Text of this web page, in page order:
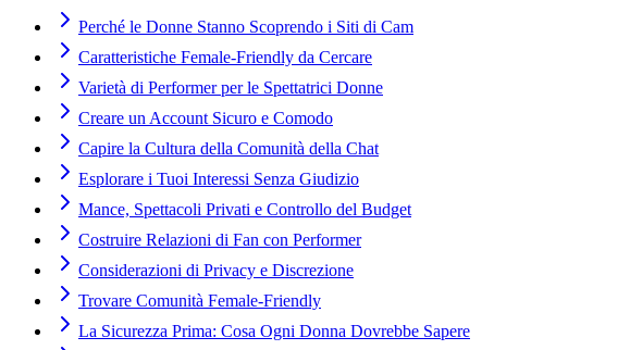
Perché le Donne Stanno Scoprendo i Siti di Cam
Caratteristiche Female-Friendly da Cercare
Varietà di Performer per le Spettatrici Donne
Creare un Account Sicuro e Comodo
Capire la Cultura della Comunità della Chat
Esplorare i Tuoi Interessi Senza Giudizio
Mance, Spettacoli Privati e Controllo del Budget
Costruire Relazioni di Fan con Performer
Considerazioni di Privacy e Discrezione
Trovare Comunità Female-Friendly
La Sicurezza Prima: Cosa Ogni Donna Dovrebbe Sapere